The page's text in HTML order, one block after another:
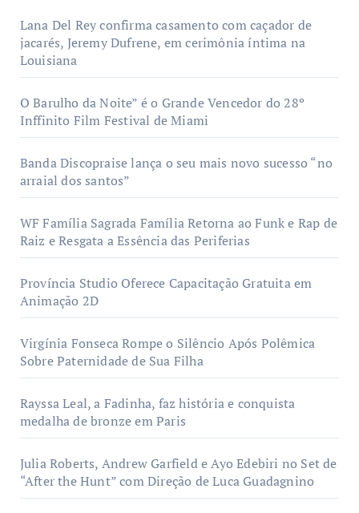
Lana Del Rey confirma casamento com caçador de
jacarés, Jeremy Dufrene, em cerimônia íntima na
Louisiana
O Barulho da Noite” é o Grande Vencedor do 28º
Inffinito Film Festival de Miami
Banda Discopraise lança o seu mais novo sucesso “no
arraial dos santos”
WF Família Sagrada Família Retorna ao Funk e Rap de
Raiz e Resgata a Essência das Periferias
Província Studio Oferece Capacitação Gratuita em
Animação 2D
Virgínia Fonseca Rompe o Silêncio Após Polêmica
Sobre Paternidade de Sua Filha
Rayssa Leal, a Fadinha, faz história e conquista
medalha de bronze em Paris
Julia Roberts, Andrew Garfield e Ayo Edebiri no Set de
“After the Hunt” com Direção de Luca Guadagnino